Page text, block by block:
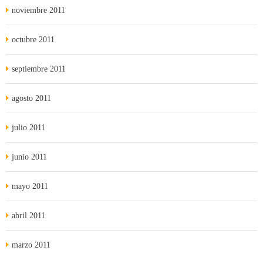
noviembre 2011
octubre 2011
septiembre 2011
agosto 2011
julio 2011
junio 2011
mayo 2011
abril 2011
marzo 2011